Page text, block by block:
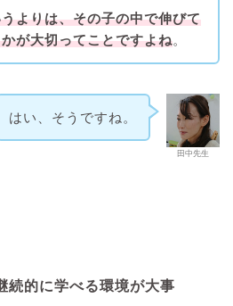
よりは、その子の中で伸びて
が大切ってことですよね。
田中先生
はい、そうですね。
続的に学べる環境が大事